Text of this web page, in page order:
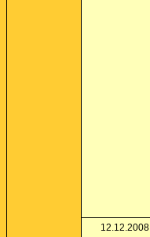
12.12.2008